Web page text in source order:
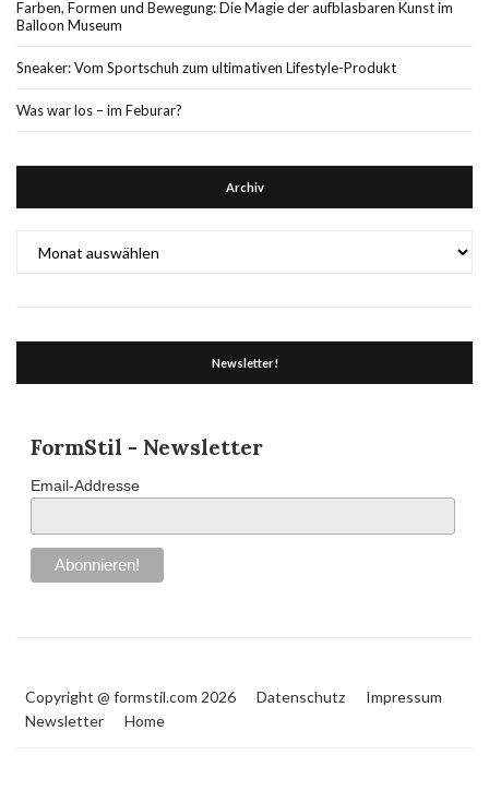
Farben, Formen und Bewegung: Die Magie der aufblasbaren Kunst im
Balloon Museum
Sneaker: Vom Sportschuh zum ultimativen Lifestyle-Produkt
Was war los – im Feburar?
Archiv
Newsletter!
FormStil - Newsletter
Email-Addresse
Copyright @ formstil.com 2026 Datenschutz
Impressum
Newsletter
Home